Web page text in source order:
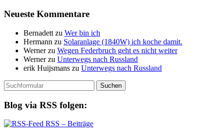
Neueste Kommentare
Bernadett zu Wer bin ich
Hermann zu Solaranlage (1840W) ich koche damit.
Wernerzu Wegen Federbruch geht es nicht weiter
Wernerzu Unterwegs nach Russland
erik Huijsmans zu Unterwegs nach Russland
Suchen
nach:
Blog via RSS folgen:
RSS – Beiträge